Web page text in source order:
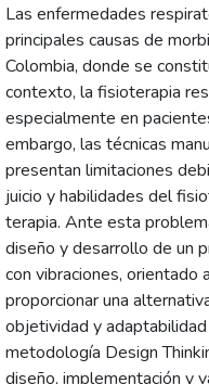
Las enfermedades
principales causas de
Colombia, donde se
contexto, la fisioterapia
especialmente en
embargo, las técnicas
presentan limitaciones
juicio y habilidades del
terapia. Ante esta
diseño y desarrollo de un
con vibraciones, orientado
proporcionar una
objetividad y
metodología Design
diseño, implementación y